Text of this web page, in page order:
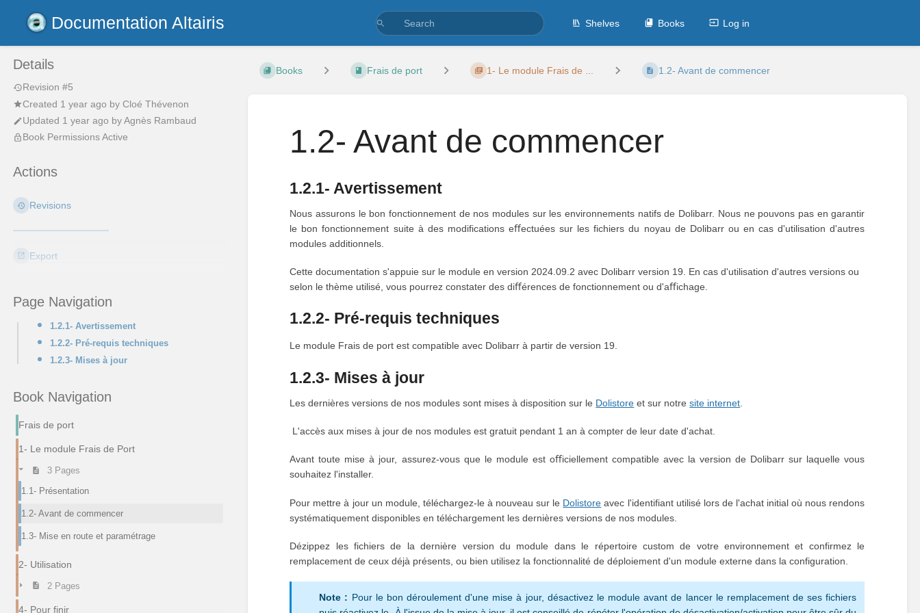
Documentation Altairis Shelves Books Log in
Details
Revision #5
Created 1 year ago by Cloé Thévenon
Updated 1 year ago byAgnès Rambaud
Book Permissions Active
Actions
Revisions
Export
Page Navigation
1.2.1- Avertissement
1.2.2- Pré-requis techniques
1.2.3- Mises à jour
Book Navigation
Frais de port
1- Le module Frais de Port
3 Pages
1.1- Présentation
1.2- Avant de commencer
1.3- Mise en route et paramétrage
2- Utilisation
2 Pages
4- Pour finir
Books Frais de port 1- Le module Frais de ... 1.2- Avant de commencer
1.2- Avant de commencer
1.2.1- Avertissement
Nous assurons le bon fonctionnement de nos modules sur les environnements natifs de Dolibarr. Nous ne pouvons pas en garantir
le bon fonctionnement suite à des modifications eﬀectuées sur les fichiers du noyau de Dolibarr ou en cas d'utilisation d'autres
modules additionnels.
Cette documentation s'appuie sur le module en version 2024.09.2 avec Dolibarr version 19. En cas d'utilisation d'autres versions ou
selon le thème utilisé, vous pourrez constater des diﬀérences de fonctionnement ou d'aﬀichage.
1.2.2- Pré-requis techniques
Le module Frais de port est compatible avec Dolibarr à partir de version 19.
1.2.3- Mises à jour
Les dernières versions de nos modules sont mises à disposition sur le Dolistore et sur notresite internet
L'accès aux mises à jour de nos modules est gratuit pendant 1 an à compter de leur date d'achat.
Avant toute mise à jour, assurez-vous que le module est oﬀiciellement compatible avec la version de Dolibarr sur laquelle vous
souhaitez l'installer.
Pour mettre à jour un module, téléchargez-le à nouveau sur le Dolistore avec l'identifiant utilisé lors de l'achat initial où nous rendons
systématiquement disponibles en téléchargement les dernières versions de nos modules.
Dézippez les fichiers de la dernière version du module dans le répertoire custom de votre environnement et confirmez le
remplacement de ceux déjà présents, ou bien utilisez la fonctionnalité de déploiement d'un module externe dans la configuration.
Note : Pour le bon déroulement d'une mise à jour, désactivez le module avant de lancer le remplacement de ses fichiers